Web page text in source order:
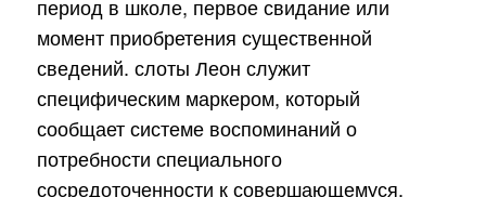
период в школе, первое свидание или
момент приобретения существенной
сведений. слоты Леон служит
специфическим маркером, который
сообщает системе воспоминаний о
потребности специального
сосредоточенности к совершающемуся.